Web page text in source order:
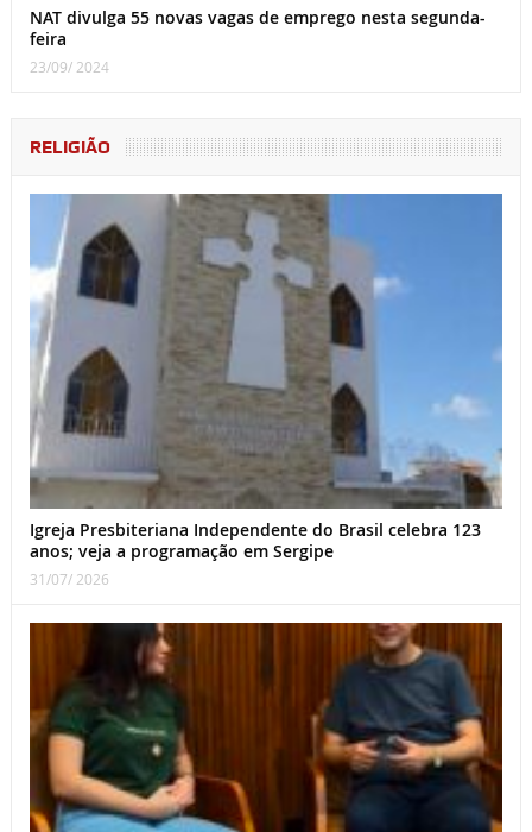
NAT divulga 55 novas vagas de emprego nesta segunda-
feira
23/09/ 2024
RELIGIÃO
Igreja Presbiteriana Independente do Brasil celebra 123
anos; veja a programação em Sergipe
31/07/ 2026